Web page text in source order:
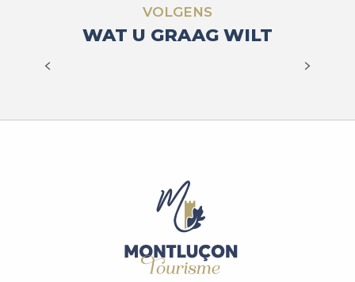
VOLGENS
WAT U GRAAG WILT
KARAKTERISTIEK STADJE
LEES MEER OVER